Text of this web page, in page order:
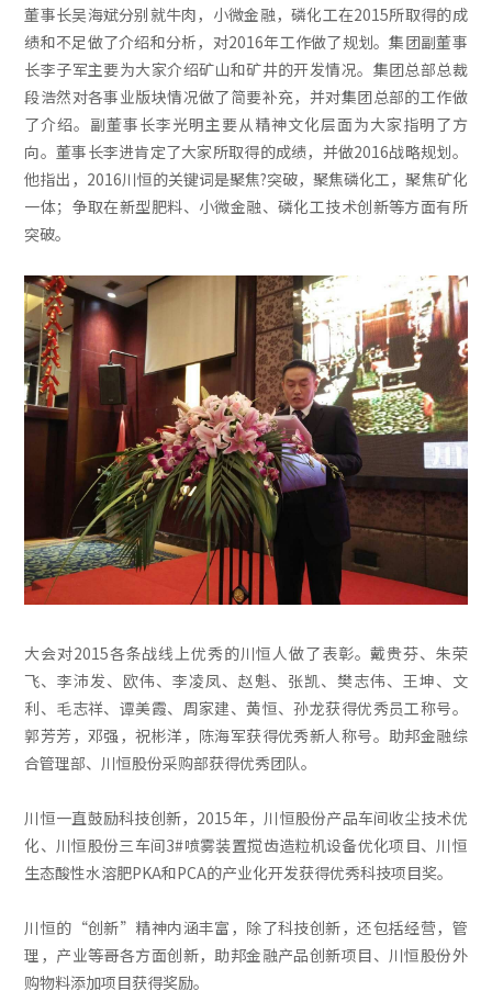
董事长吴海斌分别就牛肉，小微金融，磷化工在2015所取得的成
绩和不足做了介绍和分析，对2016年工作做了规划。集团副董事
长李子军主要为大家介绍矿山和矿井的开发情况。集团总部总裁
段浩然对各事业版块情况做了简要补充，并对集团总部的工作做
了介绍。副董事长李光明主要从精神文化层面为大家指明了方
向。董事长李进肯定了大家所取得的成绩，并做2016战略规划。
他指出，2016川恒的关键词是聚焦?突破，聚焦磷化工，聚焦矿化
一体；争取在新型肥料、小微金融、磷化工技术创新等方面有所
突破。
大会对2015各条战线上优秀的川恒人做了表彰。戴贵芬、朱荣
飞、李沛发、欧伟、李凌凤、赵魁、张凯、樊志伟、王坤、文
利、毛志祥、谭美霞、周家建、黄恒、孙龙获得优秀员工称号。
郭芳芳，邓强，祝彬洋，陈海军获得优秀新人称号。助邦金融综
合管理部、川恒股份采购部获得优秀团队。
川恒一直鼓励科技创新，2015年，川恒股份产品车间收尘技术优
化、川恒股份三车间3#喷雾装置搅齿造粒机设备优化项目、川恒
生态酸性水溶肥PKA和PCA的产业化开发获得优秀科技项目奖。
川恒的“创新”精神内涵丰富，除了科技创新，还包括经营，管
理，产业等哥各方面创新，助邦金融产品创新项目、川恒股份外
购物料添加项目获得奖励。